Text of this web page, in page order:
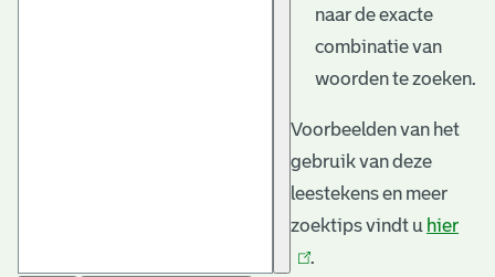
naar de exacte
combinatie van
woorden te zoeken.
Voorbeelden van het
gebruik van deze
leestekens en meer
zoektips vindt u hier
.